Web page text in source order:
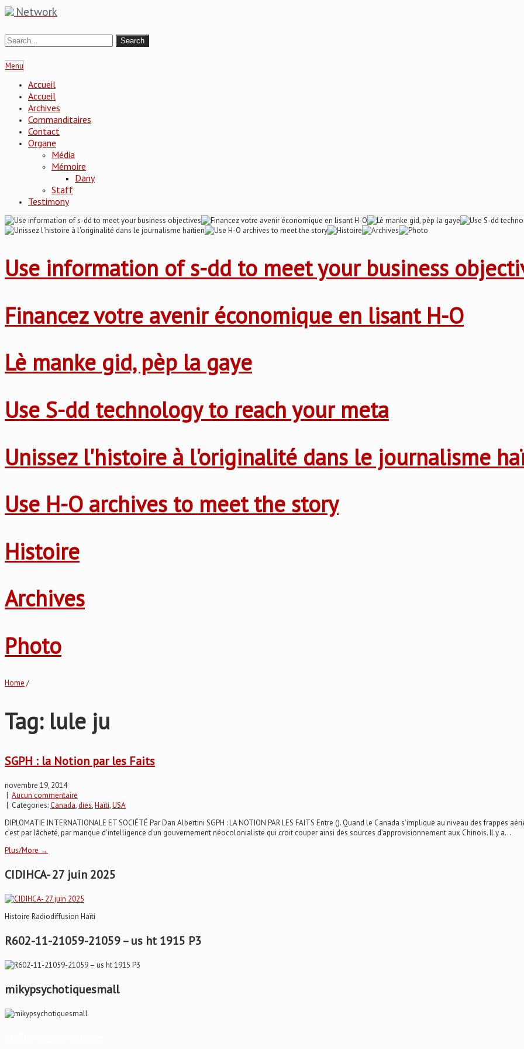
Network
Menu
Accueil
Accueil
Archives
Commanditaires
Contact
Organe
Média
Mémoire
Dany
Staff
Testimony
Use information of s-dd to meet your business
Financez votre avenir économique en lisant H-O
Lè manke gid, pèp la gaye
Use S-dd technology to reach your meta
Unissez l'histoire à l'originalité dans le journalisme
Use H-O archives to meet the story
Histoire
Archives
Photo
Home /
Tag: lule ju
SGPH : la Notion par les Faits
novembre 19, 2014
| Aucun commentaire
| Categories:Canada,dies,Haïti,USA
DIPLOMATIE INTERNATIONALE ET SOCIÉTÉ Par Dan Albertini SGPH : LA NOTION PAR LES FAITS Entre (). Quand le Canada s’implique au niveau des
c’est par lâcheté, par manque d’intelligence d’un gouvernement néocolonialiste qui croit couper ainsi des sources d’approvisionnement aux Chinois. Il y a...
Plus/More →
CIDIHCA- 27 juin 2025
Histoire Radiodiffusion Haïti
R602-11-21059-21059 – us ht 1915 P3
mikypsychotiquesmall